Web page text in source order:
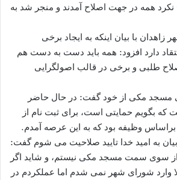
نکرد همه در جهت اصلاح آمدند و منجر شد به
با بیان اینکه به ایجاد برخی
دارد افزود: همه باید دست به دست هم
طلبی و برخی در قالب اصولگرایی
مسجد مکی از خود گفت: در حال حاضر
که بگویم حمایتی است، برای ثبت نام از
براساس وظیفه بود که به این عرصه آمدم.
بیان به امید خدا تایید صلاحیت می شوم گفت:
از سوی سمت مسجد مکی نیستم، و شاید اگر
وارد شورای شهر نمی شدم اما عملکردم در